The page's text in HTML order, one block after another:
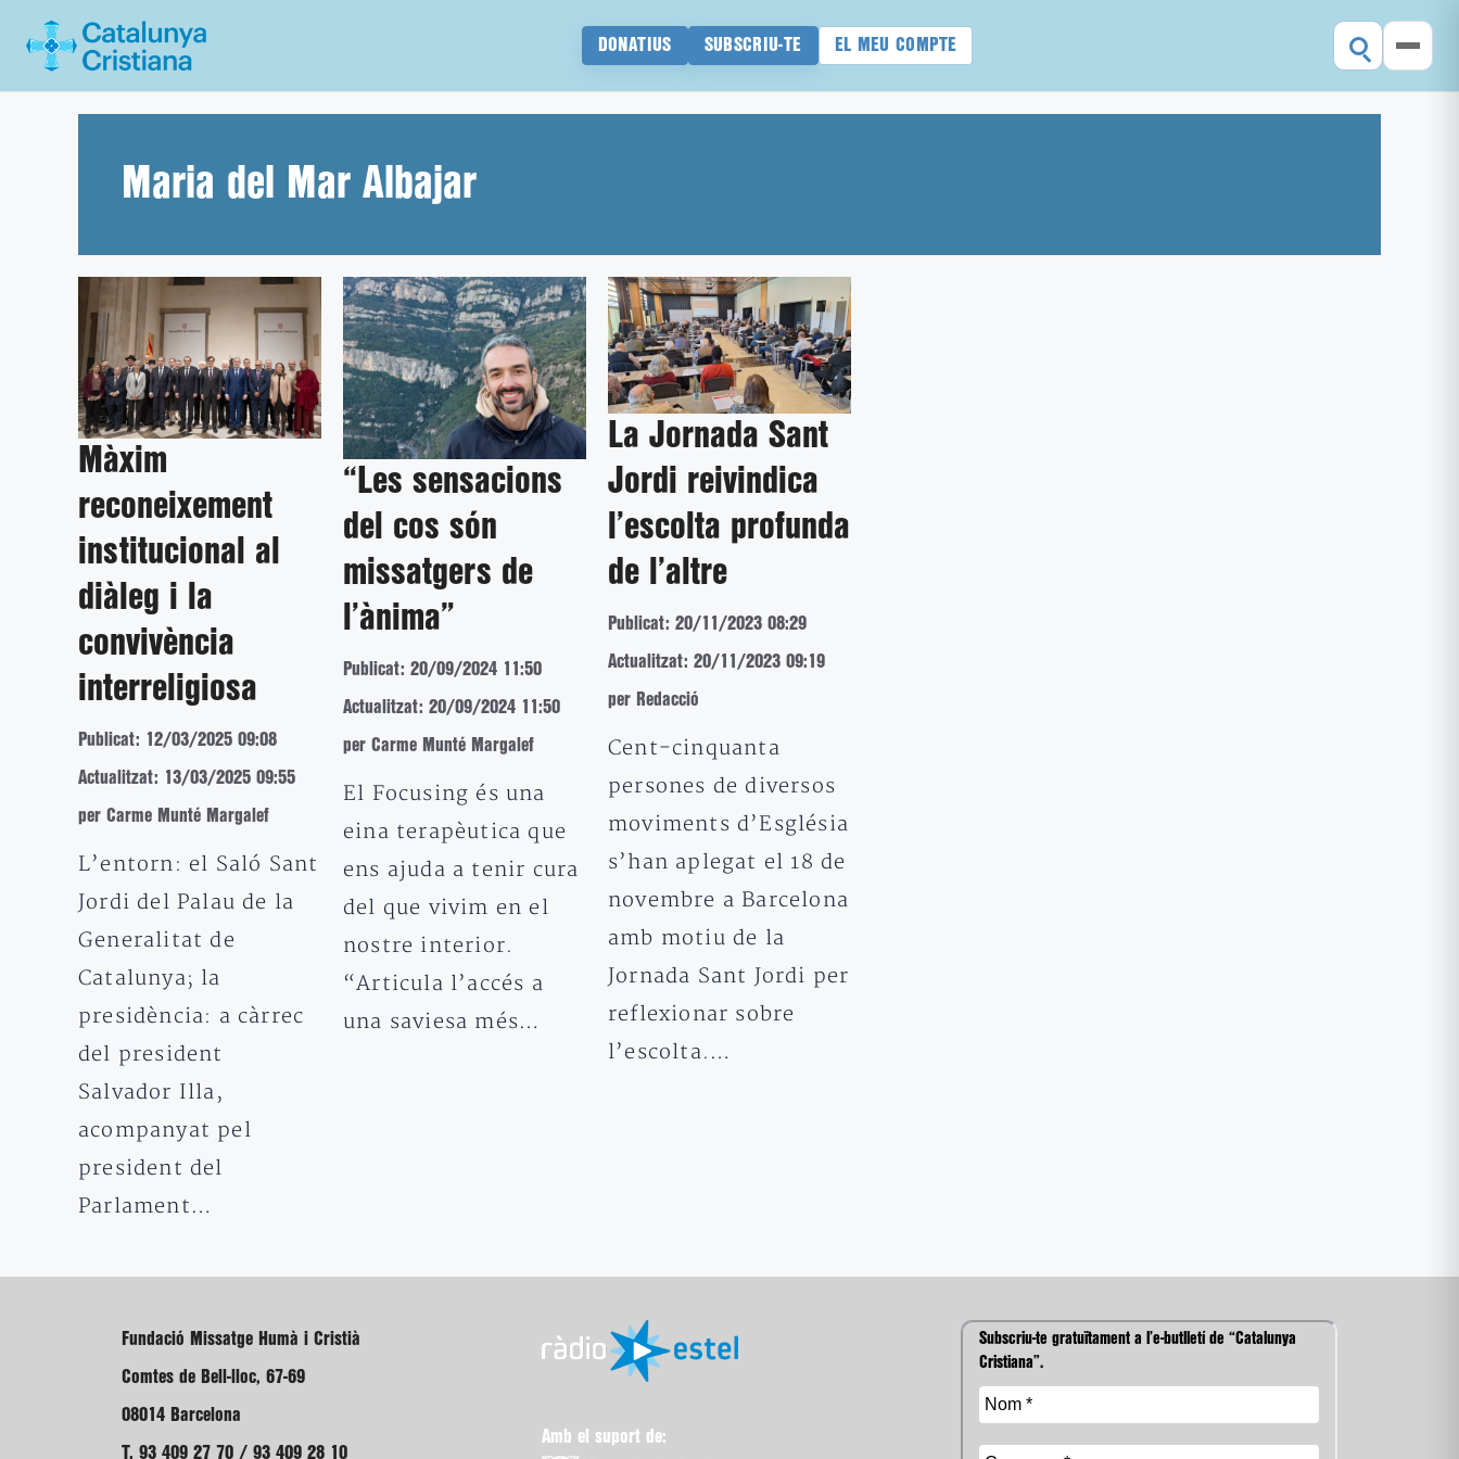
DONATIUS SUBSCRIU-TE EL MEU COMPTE
Maria del Mar Albajar
Màxim
reconeixement
institucional al
diàleg i la
convivència
interreligiosa
Publicat: 12/03/2025 09:08
Actualitzat: 13/03/2025 09:55
per Carme Munté Margalef
L’entorn: el Saló Sant
Jordi del Palau de la
Generalitat de
Catalunya; la
presidència: a càrrec
del president
Salvador Illa,
acompanyat pel
president del
Parlament…
“Les sensacions
del cos són
missatgers de
l’ànima”
Publicat: 20/09/2024 11:50
Actualitzat: 20/09/2024 11:50
per Carme Munté Margalef
El Focusing és una
eina terapèutica que
ens ajuda a tenir cura
del que vivim en el
nostre interior.
“Articula l’accés a
una saviesa més…
La Jornada Sant
Jordi reivindica
l’escolta profunda
de l’altre
Publicat: 20/11/2023 08:29
Actualitzat: 20/11/2023 09:19
per Redacció
Cent-cinquanta
persones de diversos
moviments d’Església
s’han aplegat el 18 de
novembre a Barcelona
amb motiu de la
Jornada Sant Jordi per
reflexionar sobre
l’escolta.…
Fundació Missatge Humà i Cristià
Comtes de Bell-lloc, 67-69
08014 Barcelona
T. 93 409 27 70 / 93 409 28 10
Amb el suport de:
Subscriu-te gratuïtament a l’e-butlletí de “Catalunya
Cristiana”.